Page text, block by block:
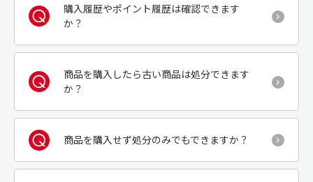
購入履歴やポイント履歴は確認できます
か？
商品を購入したら古い商品は処分できます
か？
商品を購入せず処分のみでもできますか？